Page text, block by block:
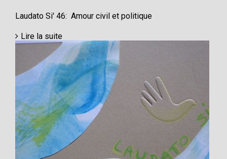
Laudato Si' 46: Amour civil et politique
Lire la suite